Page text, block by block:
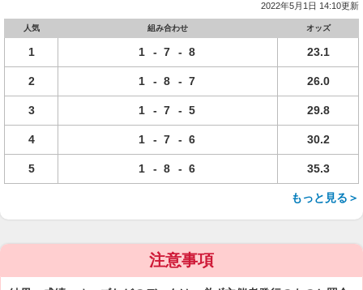
2022年5月1日 14:10更新
人気 組み合わせ オッズ
1 1 - 7 - 8 23.1
2 1 - 8 - 7 26.0
3 1 - 7 - 5 29.8
4 1 - 7 - 6 30.2
5 1 - 8 - 6 35.3
もっと見る＞
注意事項